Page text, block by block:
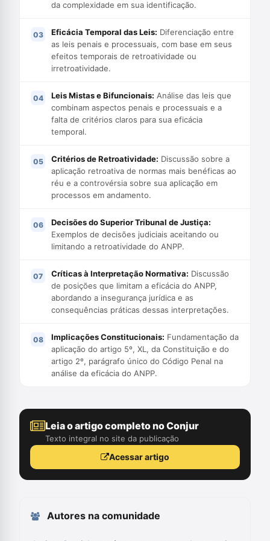
da complexidade em sua identificação.
Eficácia Temporal das Leis: Diferenciação entre
as leis penais e processuais, com base em seus
efeitos temporais de retroatividade ou
irretroatividade.
Leis Mistas e Bifuncionais: Análise das leis que
combinam aspectos penais e processuais e a
falta de critérios claros para sua eficácia
temporal.
Critérios de Retroatividade: Discussão sobre a
aplicação retroativa de normas mais benéficas ao
réu e a controvérsia sobre sua aplicação em
processos em andamento.
Decisões do Superior Tribunal de Justiça:
Exemplos de decisões judiciais aceitando ou
limitando a retroatividade do ANPP.
Críticas à Interpretação Normativa: Discussão
de posições que limitam a eficácia do ANPP,
abordando a insegurança jurídica e as
consequências práticas dessas interpretações.
Implicações Constitucionais: Fundamentação da
aplicação do artigo 5º, XL, da Constituição e do
artigo 2º, parágrafo único do Código Penal na
análise da eficácia do ANPP.
Leia o artigo completo no Conjur
Texto integral no site da publicação
Acessar artigo
Autores na comunidade